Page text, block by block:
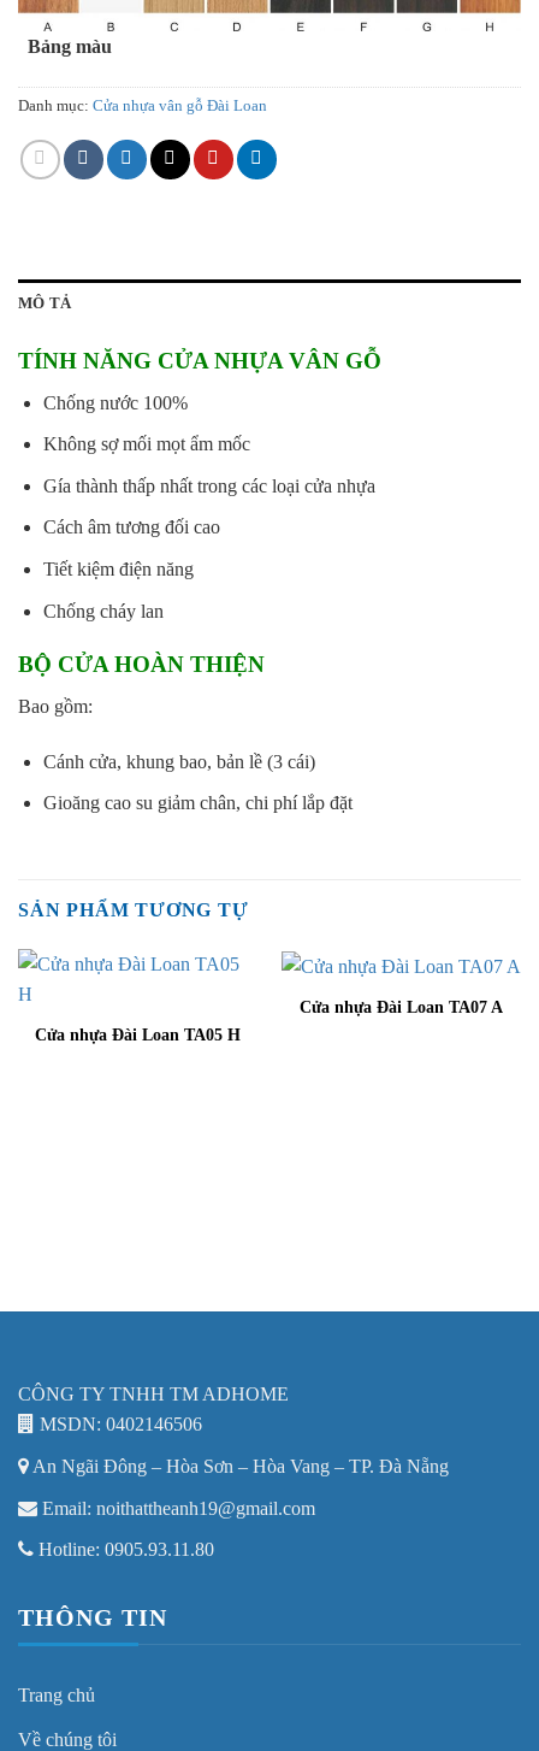
Bảng màu
Danh mục: Cửa nhựa vân gỗ Đài Loan
MÔ TẢ
TÍNH NĂNG CỬA NHỰA VÂN GỖ
Chống nước 100%
Không sợ mối mọt ẩm mốc
Gía thành thấp nhất trong các loại cửa nhựa
Cách âm tương đối cao
Tiết kiệm điện năng
Chống cháy lan
BỘ CỬA HOÀN THIỆN
Bao gồm:
Cánh cửa, khung bao, bản lề (3 cái)
Gioăng cao su giảm chân, chi phí lắp đặt
SẢN PHẨM TƯƠNG TỰ
Cửa nhựa Đài Loan TA05 H
Cửa nhựa Đài Loan TA07 A
CÔNG TY TNHH TM ADHOME
MSDN: 0402146506
An Ngãi Đông – Hòa Sơn – Hòa Vang – TP. Đà Nẵng
Email: noithattheanh19@gmail.com
Hotline: 0905.93.11.80
THÔNG TIN
Trang chủ
Về chúng tôi